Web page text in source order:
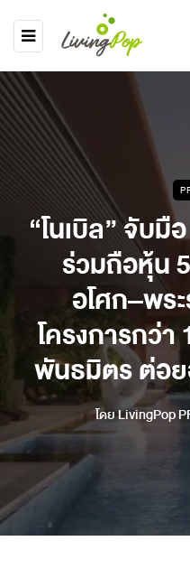
“โนเบิล” จับมื
ร่วมถือหุ้น
อโศก–พร
โครงการกว่า
พันธมิตร ต่อ
โดยLivingPop